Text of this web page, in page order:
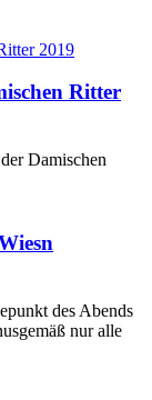
Ritter
Damischen
des Abends
nur alle